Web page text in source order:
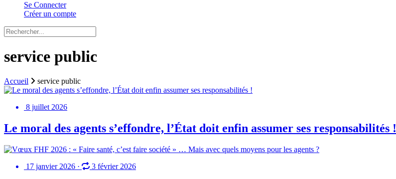
Se Connecter
Créer un compte
service public
Accueil service public
8 juillet 2026
Le moral des agents s’effondre, l’État doit enfin assumer ses responsabilités !
17 janvier 2026 · 3 février 2026